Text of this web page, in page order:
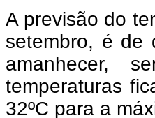
A previsão do
setembro, é de
amanhecer,
temperaturas
32ºC para a